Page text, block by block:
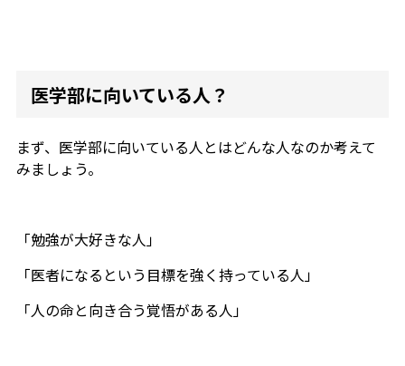
医学部に向いている人？
まず、医学部に向いている人とはどんな人なのか考えて
みましょう。
「勉強が大好きな人」
「医者になるという目標を強く持っている人」
「人の命と向き合う覚悟がある人」